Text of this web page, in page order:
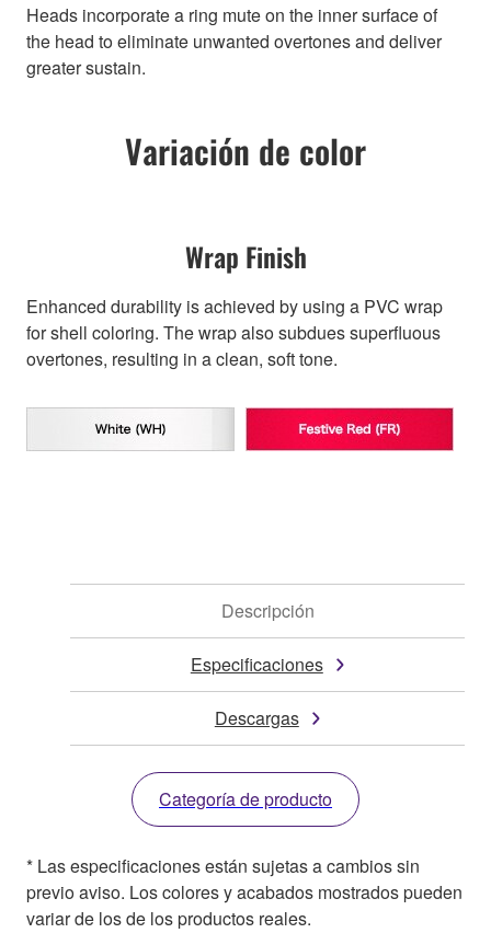
Heads incorporate a ring mute on the inner surface of
the head to eliminate unwanted overtones and deliver
greater sustain.
Variación de color
Wrap Finish
Enhanced durability is achieved by using a PVC wrap
for shell coloring. The wrap also subdues superfluous
overtones, resulting in a clean, soft tone.
Descripción
Especificaciones
Descargas
Categoría de producto
* Las especificaciones están sujetas a cambios sin
previo aviso. Los colores y acabados mostrados pueden
variar de los de los productos reales.